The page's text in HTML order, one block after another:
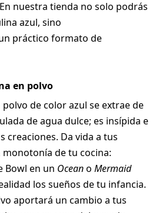
nuestra tienda no solo podrás
azul, sino
práctico formato de
en polvo
de color azul se extrae de
de agua dulce; es insípida e
creaciones. Da vida a tus
de tu cocina:
Bowl en un Oceano Mermaid
los sueños de tu infancia.
aportará un cambio a tus